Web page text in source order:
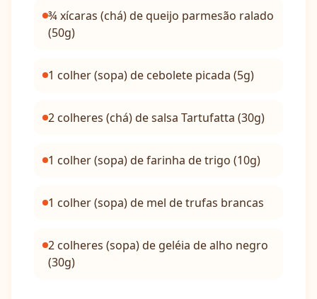
¾ xícaras (chá) de queijo parmesão ralado
(50g)
1 colher (sopa) de cebolete picada (5g)
2 colheres (chá) de salsa Tartufatta (30g)
1 colher (sopa) de farinha de trigo (10g)
1 colher (sopa) de mel de trufas brancas
2 colheres (sopa) de geléia de alho negro
(30g)